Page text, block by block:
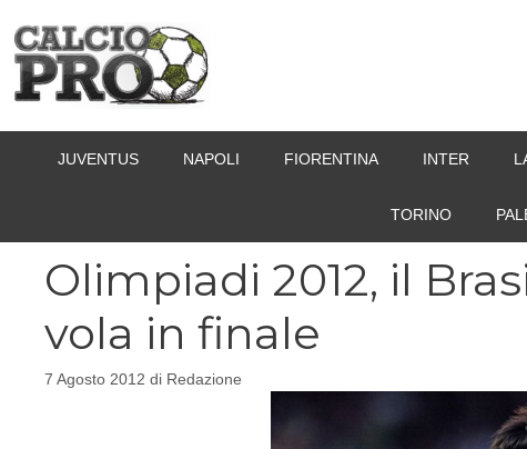
contenuto
JUVENTUS NAPOLI FIORENTINA INTER
TORINO
Olimpiadi 2012, il
vola in finale
7 Agosto 2012 di Redazione